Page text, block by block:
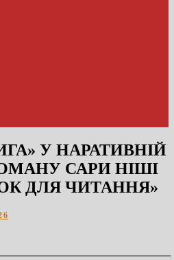
У НАРАТИВНІЙ
САРИ НІШІ
ДЛЯ ЧИТАННЯ»